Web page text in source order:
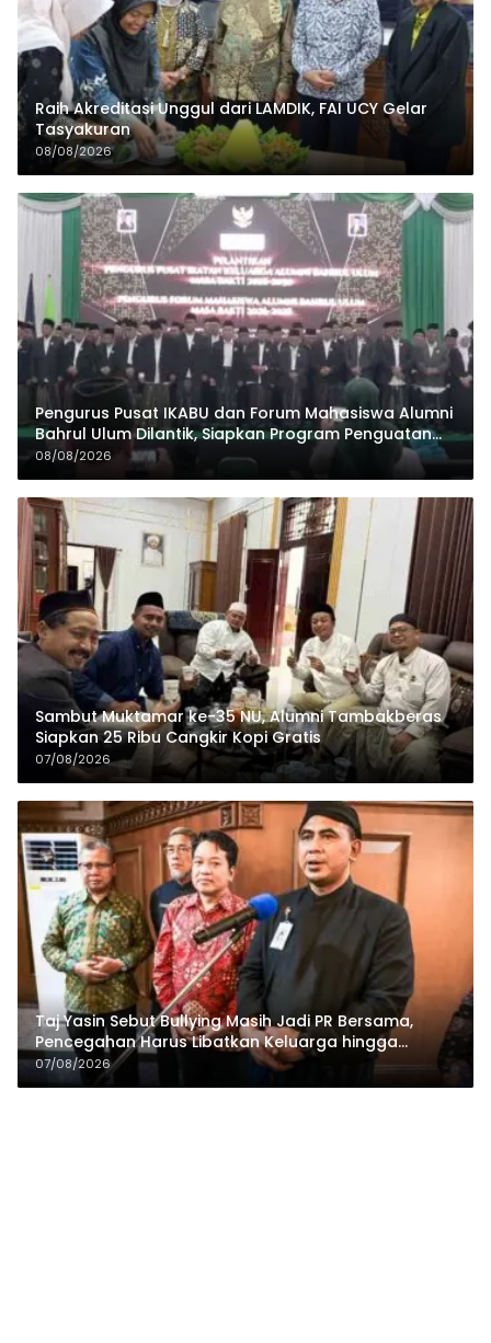
Raih Akreditasi Unggul dari LAMDIK, FAI UCY Gelar
Tasyakuran
08/08/2026
Pengurus Pusat IKABU dan Forum Mahasiswa Alumni
Bahrul Ulum Dilantik, Siapkan Program Penguatan
Organisasi dan Ekonomi
08/08/2026
Sambut Muktamar ke-35 NU, Alumni Tambakberas
Siapkan 25 Ribu Cangkir Kopi Gratis
07/08/2026
Taj Yasin Sebut Bullying Masih Jadi PR Bersama,
Pencegahan Harus Libatkan Keluarga hingga
Pesantren
07/08/2026